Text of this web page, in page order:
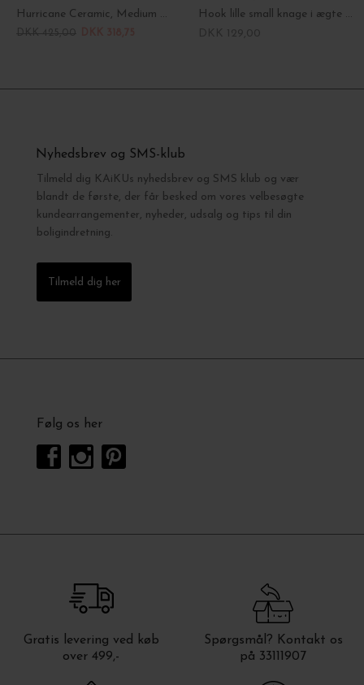
Hurricane Ceramic, Medium Ø:12*15
Hook lille small knage i ægte messing, fin til viskestykker
Nyhedsbrev og SMS-klub
Tilmeld dig KAiKUs nyhedsbrev og SMS klub og vær
blandt de første, der får besked om vores velbesøgte
kundearrangementer, nyheder, udsalg og tips til din
boligindretning.
Tilmeld dig her
Følg os her
Gratis levering ved køb
over 499,-
Spørgsmål? Kontakt os
på 33111907